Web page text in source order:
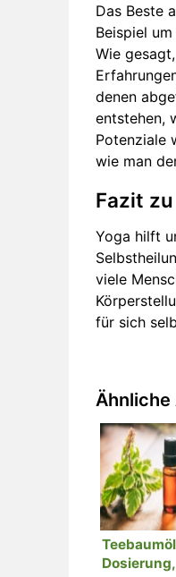
Das Beste
Beispiel
Wie
denen
entstehen,
Potenziale
wie man
Fazit
Yoga hilft
viele
für sich
Dosierung,